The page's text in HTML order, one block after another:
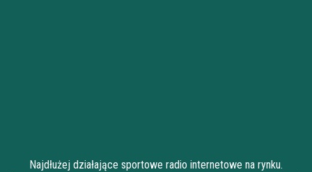
Najdłużej działające sportowe radio internetowe na rynku.